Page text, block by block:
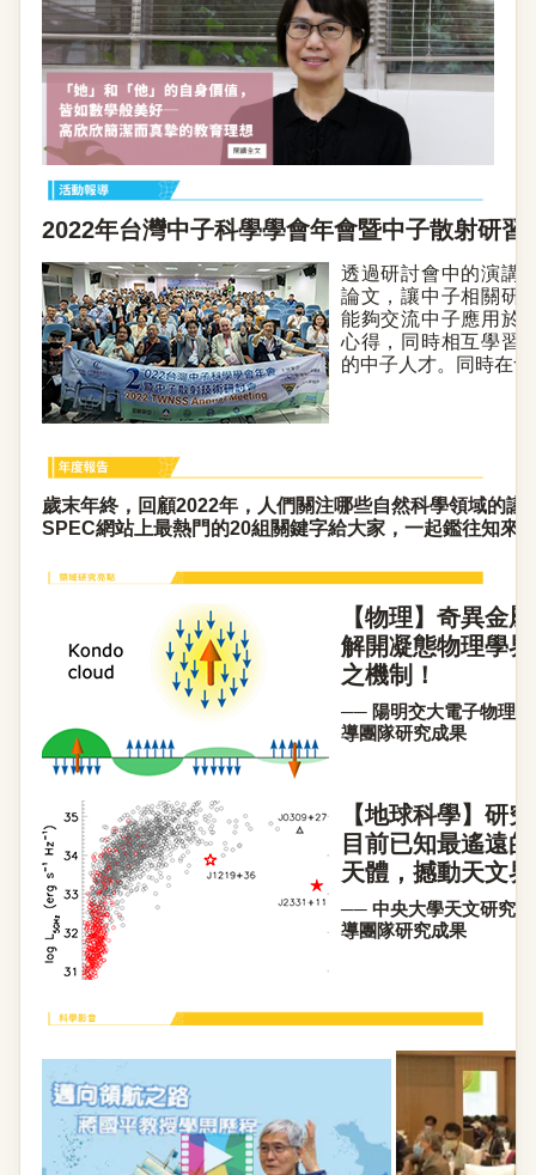
2022年台灣中子科學學會年會暨中子散射研習
透過研討會中的演講
論文，讓中子相關研
能夠交流中子應用於
心得，同時相互學習
的中子人才。同時在
歲末年終，回顧2022年，人們關注哪些自然科學領域的議
SPEC網站上最熱門的20組關鍵字給大家，一起鑑往知來
【物理】奇異金
解開凝態物理學
之機制！
── 陽明交大電子物理
導團隊研究成果
【地球科學】研
目前已知最遙遠
天體，撼動天文
── 中央大學天文研究
導團隊研究成果